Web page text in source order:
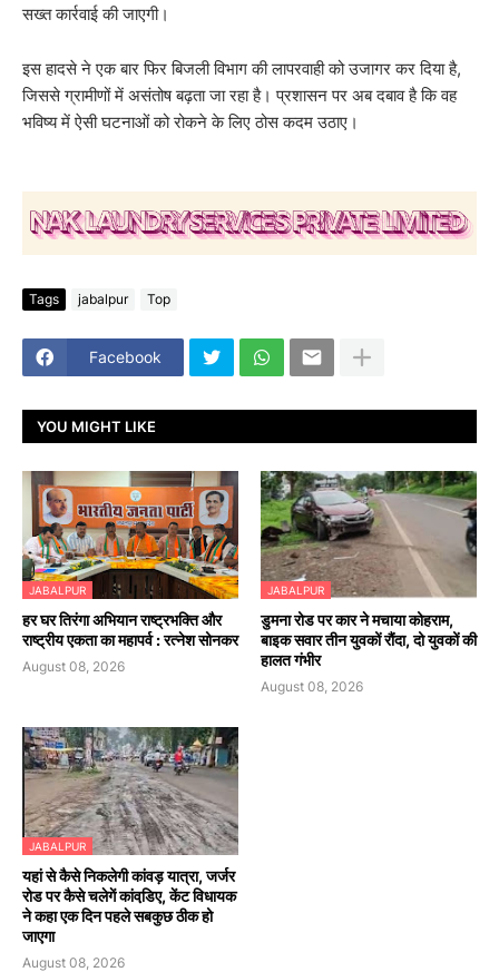
सख्त कार्रवाई की जाएगी।
इस हादसे ने एक बार फिर बिजली विभाग की लापरवाही को उजागर कर दिया है,
जिससे ग्रामीणों में असंतोष बढ़ता जा रहा है। प्रशासन पर अब दबाव है कि वह
भविष्य में ऐसी घटनाओं को रोकने के लिए ठोस कदम उठाए।
Tags jabalpur Top
Facebook
YOU MIGHT LIKE
JABALPUR
हर घर तिरंगा अभियान राष्ट्रभक्ति और
राष्ट्रीय एकता का महापर्व : रत्नेश सोनकर
August 08, 2026
JABALPUR
डुमना रोड पर कार ने मचाया कोहराम,
बाइक सवार तीन युवकों रौंदा, दो युवकों की
हालत गंभीर
August 08, 2026
JABALPUR
यहां से कैसे निकलेगी कांवड़ यात्रा, जर्जर
रोड पर कैसे चलेगें कांवडि़ए, केंट विधायक
ने कहा एक दिन पहले सबकुछ ठीक हो
जाएगा
August 08, 2026